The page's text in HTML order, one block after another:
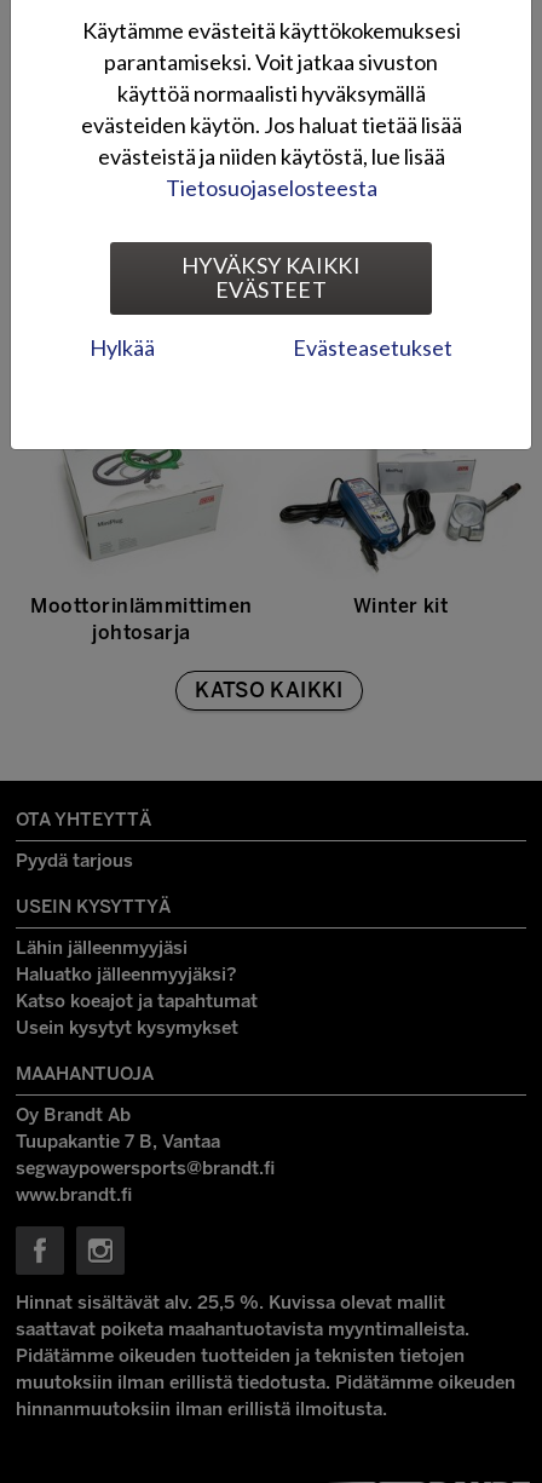
KUVAGALLERIA
Talvivarusteet
Lumilevysarja Kahvanlämmitinsarja
Moottorinlämmittimen
johtosarja
Winter kit
KATSO KAIKKI
OTA YHTEYTTÄ
Pyydä tarjous
USEIN KYSYTTYÄ
Lähin jälleenmyyjäsi
Haluatko jälleenmyyjäksi?
Katso koeajot ja tapahtumat
Usein kysytyt kysymykset
MAAHANTUOJA
Oy Brandt Ab
Tuupakantie 7 B, Vantaa
segwaypowersports@brandt.fi
www.brandt.fi
Hinnat sisältävät alv. 25,5 %. Kuvissa olevat mallit
saattavat poiketa maahantuotavista myyntimalleista.
Pidätämme oikeuden tuotteiden ja teknisten tietojen
muutoksiin ilman erillistä tiedotusta. Pidätämme oikeuden
hinnanmuutoksiin ilman erillistä ilmoitusta.
Käytämme evästeitä käyttökokemuksesi
parantamiseksi. Voit jatkaa sivuston
käyttöä normaalisti hyväksymällä
evästeiden käytön. Jos haluat tietää lisää
evästeistä ja niiden käytöstä, lue lisää
Tietosuojaselosteesta
HYVÄKSY KAIKKI
EVÄSTEET
Hylkää Evästeasetukset